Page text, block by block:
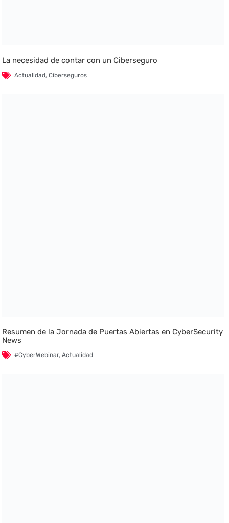
La necesidad de contar con un Ciberseguro
Actualidad,Ciberseguros
Resumen de la Jornada de Puertas Abiertas en CyberSecurity
News
#CyberWebinar,Actualidad